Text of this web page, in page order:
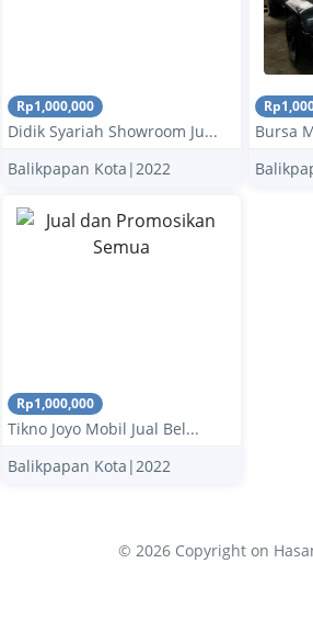
Rp1,000,000
Didik Syariah Showroom Ju...
Balikpapan Kota|2022
Bursa
Rp1,000,000
Tikno Joyo Mobil Jual Bel...
Balikpapan Kota|2022
© 2026 Copyright on